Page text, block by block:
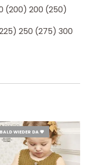
(200) 200 (250)
250 (275) 300
BALD WIEDER DA 💗